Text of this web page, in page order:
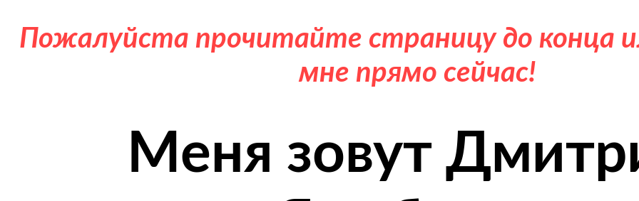
Пожалуйста прочитайте страницу до конца
мне прямо сейчас!
Меня зовут